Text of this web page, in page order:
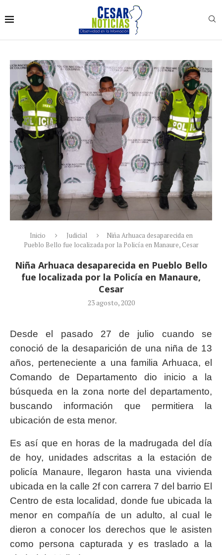
Inicio Judicial
Niña Arhuaca desaparecida en
Pueblo Bello fue localizada por la Policía en Manaure, Cesar
Niña Arhuaca desaparecida en Pueblo Bello
fue localizada por la Policía en Manaure,
Cesar
23 agosto, 2020
Desde el pasado 27 de julio cuando se
conoció de la desaparición de una niña de 13
años, perteneciente a una familia Arhuaca, el
Comando de Departamento dio inicio a la
búsqueda en la zona norte del departamento,
buscando información que permitiera la
ubicación de esta menor.
Es así que en horas de la madrugada del día
de hoy, unidades adscritas a la estación de
policía Manaure, llegaron hasta una vivienda
ubicada en la calle 2f con carrera 7 del barrio El
Centro de esta localidad, donde fue ubicada la
menor en compañía de un adulto, al cual le
dieron a conocer los derechos que le asisten
como persona capturada y es traslado a la